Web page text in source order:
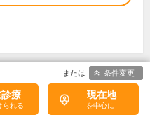
療 現在地
条件変更